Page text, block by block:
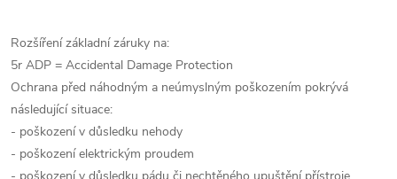
Rozšíření základní záruky na:
5r ADP = Accidental Damage Protection
Ochrana před náhodným a neúmyslným poškozením pokrývá
následující situace:
- poškození v důsledku nehody
- poškození elektrickým proudem